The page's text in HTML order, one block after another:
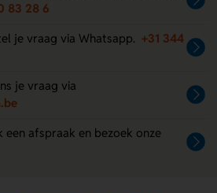
83 28 6
je vraag via Whatsapp. +31 344
je vraag via
een afspraak en bezoek onze